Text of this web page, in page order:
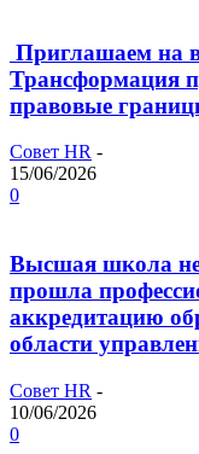
Приглашаем на
Трансформация
правовые
Совет HR -
15/06/2026
0
Высшая школа
прошла
аккредитацию
области
Совет HR -
10/06/2026
0